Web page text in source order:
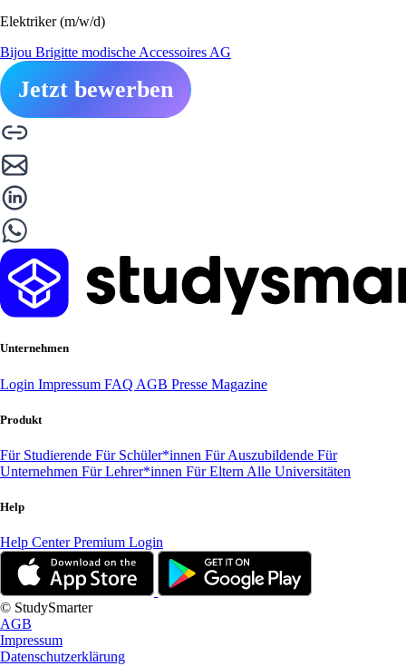
Elektriker (m/w/d)
Bijou Brigitte modische Accessoires AG
Jetzt bewerben
Unternehmen
Login Impressum FAQ AGB Presse Magazine
Produkt
Für Studierende Für Schüler*innen Für Auszubildende Für
Unternehmen Für Lehrer*innen Für Eltern Alle Universitäten
Help
Help CenterPremium Login
© StudySmarter
AGB
Impressum
Datenschutzerklärung